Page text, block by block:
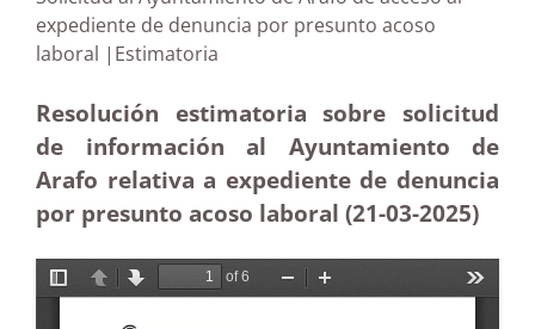
expediente de denuncia por presunto acoso
laboral |Estimatoria
Resolución estimatoria sobre solicitud
de información al Ayuntamiento de
Arafo relativa a expediente de denuncia
por presunto acoso laboral (21-03-2025)